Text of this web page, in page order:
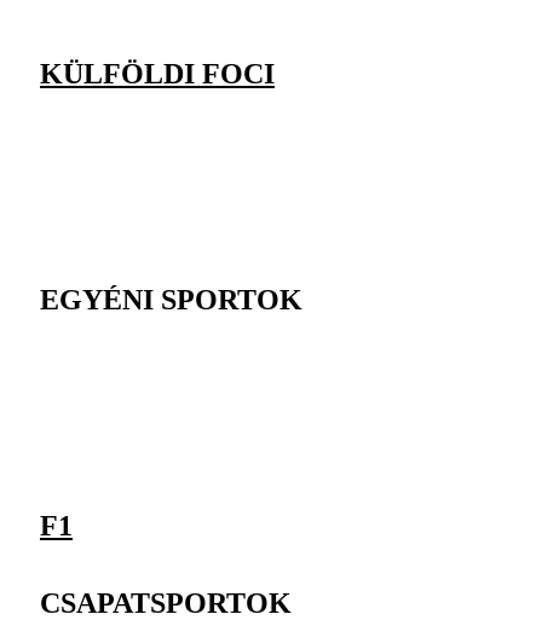
KÜLFÖLDI FOCI
EGYÉNI SPORTOK
F1
CSAPATSPORTOK